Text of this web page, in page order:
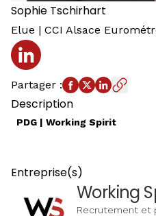
Sophie Tschirhart
Elue | CCI Alsace
Profil LinkedIn
Partager :
Description
PDG | Working Spirit
Entreprise(s)
Working
Recrutement et